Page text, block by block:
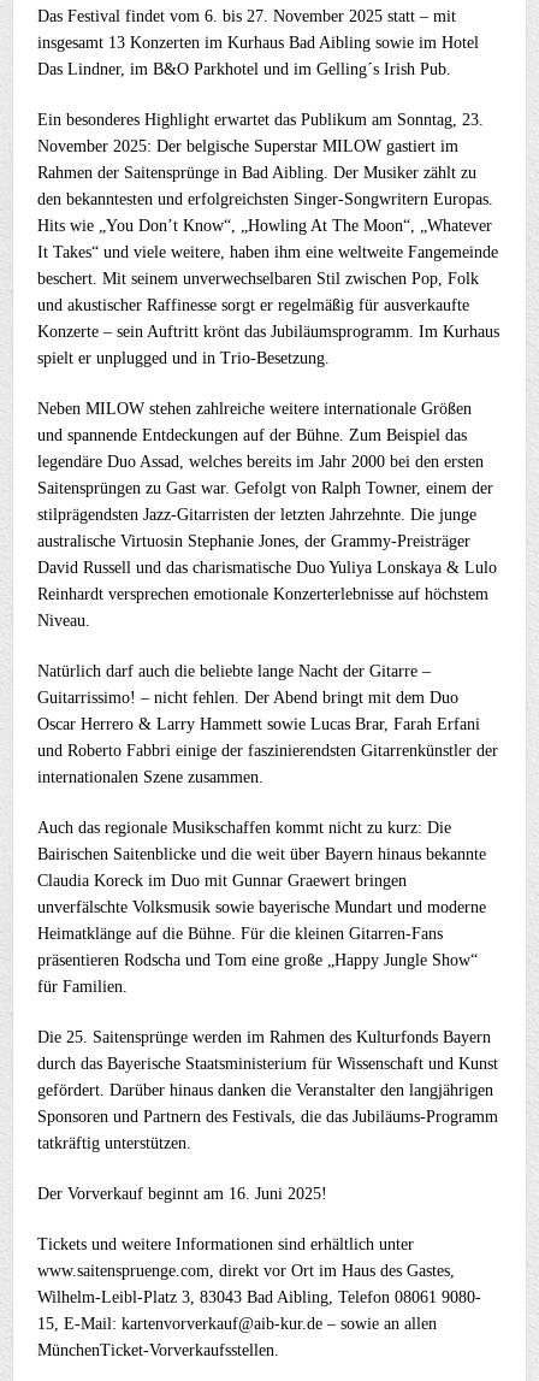
Das Festival findet vom 6. bis 27. November 2025 statt – mit
insgesamt 13 Konzerten im Kurhaus Bad Aibling sowie im Hotel
Das Lindner, im B&O Parkhotel und im Gelling´s Irish Pub.
Ein besonderes Highlight erwartet das Publikum am Sonntag, 23.
November 2025: Der belgische Superstar MILOW gastiert im
Rahmen der Saitensprünge in Bad Aibling. Der Musiker zählt zu
den bekanntesten und erfolgreichsten Singer-Songwritern Europas.
Hits wie „You Don’t Know“, „Howling At The Moon“, „Whatever
It Takes“ und viele weitere, haben ihm eine weltweite Fangemeinde
beschert. Mit seinem unverwechselbaren Stil zwischen Pop, Folk
und akustischer Raffinesse sorgt er regelmäßig für ausverkaufte
Konzerte – sein Auftritt krönt das Jubiläumsprogramm. Im Kurhaus
spielt er unplugged und in Trio-Besetzung.
Neben MILOW stehen zahlreiche weitere internationale Größen
und spannende Entdeckungen auf der Bühne. Zum Beispiel das
legendäre Duo Assad, welches bereits im Jahr 2000 bei den ersten
Saitensprüngen zu Gast war. Gefolgt von Ralph Towner, einem der
stilprägendsten Jazz-Gitarristen der letzten Jahrzehnte. Die junge
australische Virtuosin Stephanie Jones, der Grammy-Preisträger
David Russell und das charismatische Duo Yuliya Lonskaya & Lulo
Reinhardt versprechen emotionale Konzerterlebnisse auf höchstem
Niveau.
Natürlich darf auch die beliebte lange Nacht der Gitarre –
Guitarrissimo! – nicht fehlen. Der Abend bringt mit dem Duo
Oscar Herrero & Larry Hammett sowie Lucas Brar, Farah Erfani
und Roberto Fabbri einige der faszinierendsten Gitarrenkünstler der
internationalen Szene zusammen.
Auch das regionale Musikschaffen kommt nicht zu kurz: Die
Bairischen Saitenblicke und die weit über Bayern hinaus bekannte
Claudia Koreck im Duo mit Gunnar Graewert bringen
unverfälschte Volksmusik sowie bayerische Mundart und moderne
Heimatklänge auf die Bühne. Für die kleinen Gitarren-Fans
präsentieren Rodscha und Tom eine große „Happy Jungle Show“
für Familien.
Die 25. Saitensprünge werden im Rahmen des Kulturfonds Bayern
durch das Bayerische Staatsministerium für Wissenschaft und Kunst
gefördert. Darüber hinaus danken die Veranstalter den langjährigen
Sponsoren und Partnern des Festivals, die das Jubiläums-Programm
tatkräftig unterstützen.
Der Vorverkauf beginnt am 16. Juni 2025!
Tickets und weitere Informationen sind erhältlich unter
www.saitenspruenge.com, direkt vor Ort im Haus des Gastes,
Wilhelm-Leibl-Platz 3, 83043 Bad Aibling, Telefon 08061 9080-
15, E-Mail: kartenvorverkauf@aib-kur.de – sowie an allen
MünchenTicket-Vorverkaufsstellen.